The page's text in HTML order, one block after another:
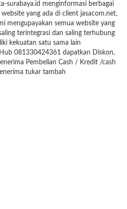
surabaya.id menginformasi berbagai
yang ada di client jasacom.net,
mengupayakan semua website yang
terintegrasi dan saling terhubung
kekuatan satu sama lain
081330424361 dapatkan Diskon,
Pembelian Cash / Kredit /cash
tukar tambah